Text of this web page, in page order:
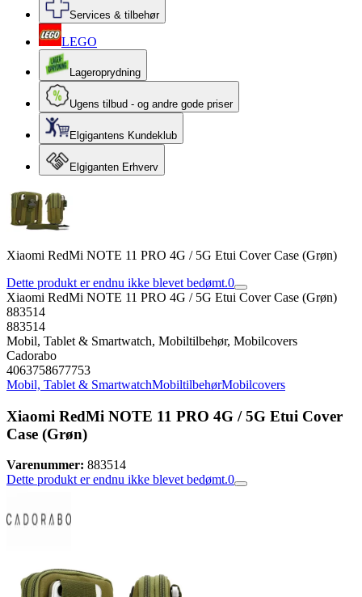
Services & tilbehør
LEGO
Lageroprydning
Ugens tilbud - og andre gode priser
Elgigantens Kundeklub
Elgiganten Erhverv
Xiaomi RedMi NOTE 11 PRO 4G / 5G Etui Cover Case (Grøn)
Dette produkt er endnu ikke blevet bedømt.0
Xiaomi RedMi NOTE 11 PRO 4G / 5G Etui Cover Case (Grøn)
883514
883514
Mobil, Tablet & Smartwatch, Mobiltilbehør, Mobilcovers
Cadorabo
4063758677753
Mobil, Tablet & SmartwatchMobiltilbehørMobilcovers
Xiaomi RedMi NOTE 11 PRO 4G / 5G Etui Cover
Case (Grøn)
Varenummer: 883514
Dette produkt er endnu ikke blevet bedømt.0